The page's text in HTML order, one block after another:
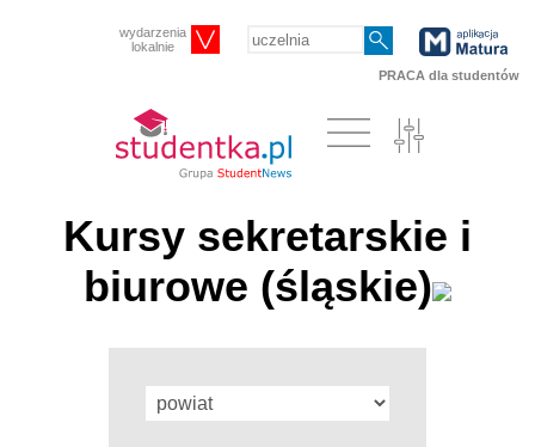
wydarzenia
lokalnie
PRACA dla studentów
Kursy sekretarskie i
biurowe (śląskie)